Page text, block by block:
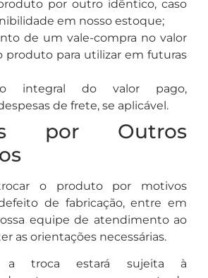
por outro idêntico, caso
em nosso estoque;
de um vale-compra no valor
produto para utilizar em futuras
integral do valor pago,
de frete, se aplicável.
por Outros
o produto por motivos
de fabricação, entre em
equipe de atendimento ao
as orientações necessárias.
a troca estará sujeita à